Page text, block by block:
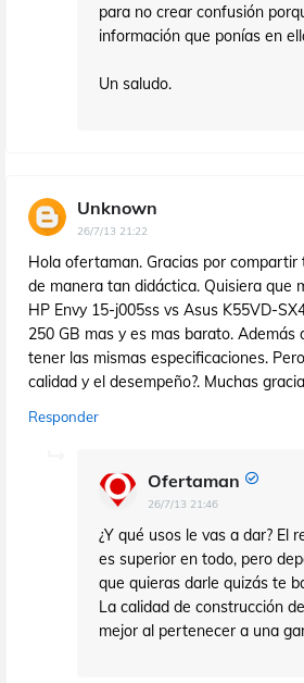
para no crear confusión
información que ponías en
Un saludo.
Unknown
26/7/13 21:22
Hola ofertaman. Gracias por compartir
de manera tan didáctica. Quisiera que
HP Envy 15-j005ss vs Asus K55VD-
250 GB mas y es mas barato. Además
tener las mismas especificaciones.
calidad y el desempeño?. Muchas
Responder
Ofertaman
26/7/13 21:46
¿Y qué usos le vas a dar? El
es superior en todo, pero
que quieras darle quizás te
La calidad de construcción
mejor al pertenecer a una